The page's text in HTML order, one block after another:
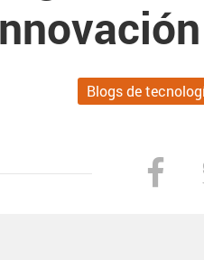
Blogs de